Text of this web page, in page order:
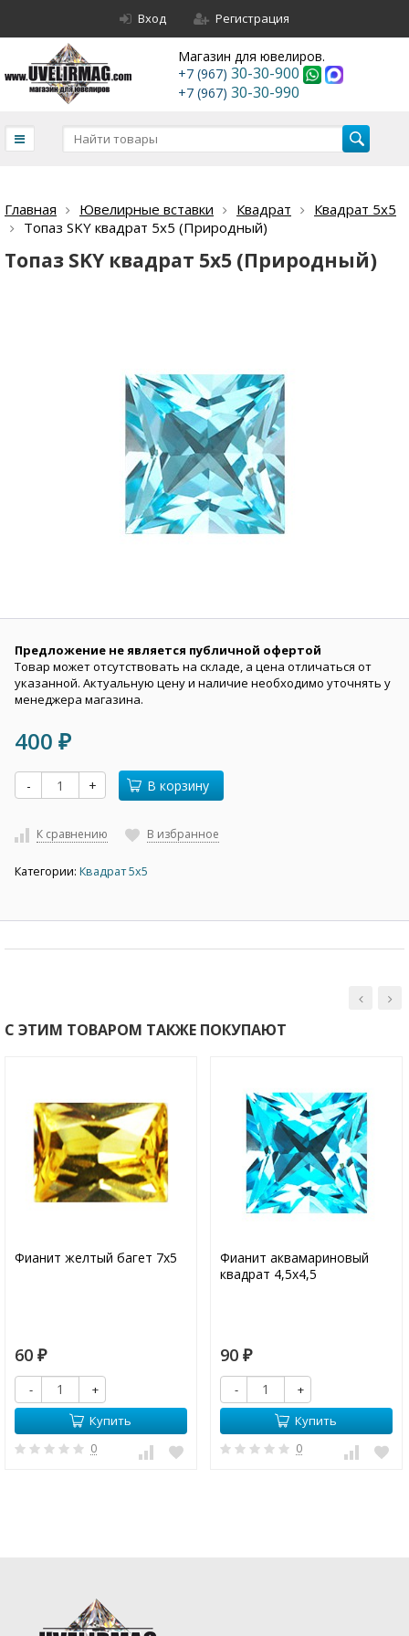
Вход Регистрация
Магазин для ювелиров.
+7 (967) 30-30-900
+7 (967) 30-30-990
Главная Ювелирные вставки Квадрат
Квадрат 5х5
Топаз SKY квадрат 5х5 (Природный)
Топаз SKY квадрат 5х5 (Природный)
Предложение не является публичной офертой
Товар может отсутствовать на складе, а цена отличаться от
указанной. Актуальную цену и наличие необходимо уточнять у
менеджера магазина.
400 ₽
- + В корзину
К сравнению В избранное
Категории: Квадрат 5х5
С ЭТИМ ТОВАРОМ ТАКЖЕ ПОКУПАЮТ
Фианит желтый багет 7х5
60 ₽
-
+
Купить
0
Фианит аквамариновый
квадрат 4,5х4,5
90 ₽
-
+
Купить
0